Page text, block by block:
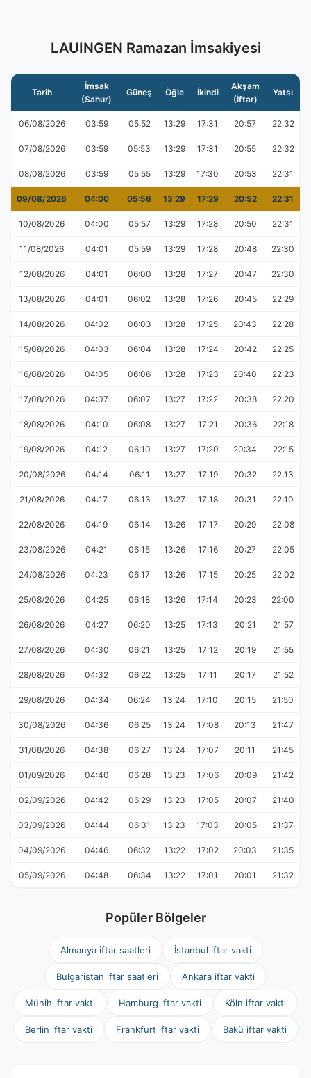
LAUINGEN Ramazan İmsakiyesi
Tarih
İmsak
(Sahur)
Güneş Öğle İkindi
Akşam
(İftar)
Yatsı
06/08/2026 03:59 05:52 13:29 17:31 20:57 22:32
07/08/2026 03:59 05:53 13:29 17:31 20:55 22:32
08/08/2026 03:59 05:55 13:29 17:30 20:53 22:31
09/08/2026 04:00 05:56 13:29 17:29 20:52 22:31
10/08/2026 04:00 05:57 13:29 17:28 20:50 22:31
11/08/2026 04:01 05:59 13:29 17:28 20:48 22:30
12/08/2026 04:01 06:00 13:28 17:27 20:47 22:30
13/08/2026 04:01 06:02 13:28 17:26 20:45 22:29
14/08/2026 04:02 06:03 13:28 17:25 20:43 22:28
15/08/2026 04:03 06:04 13:28 17:24 20:42 22:25
16/08/2026 04:05 06:06 13:28 17:23 20:40 22:23
17/08/2026 04:07 06:07 13:27 17:22 20:38 22:20
18/08/2026 04:10 06:08 13:27 17:21 20:36 22:18
19/08/2026 04:12 06:10 13:27 17:20 20:34 22:15
20/08/2026 04:14 06:11 13:27 17:19 20:32 22:13
21/08/2026 04:17 06:13 13:27 17:18 20:31 22:10
22/08/2026 04:19 06:14 13:26 17:17 20:29 22:08
23/08/2026 04:21 06:15 13:26 17:16 20:27 22:05
24/08/2026 04:23 06:17 13:26 17:15 20:25 22:02
25/08/2026 04:25 06:18 13:26 17:14 20:23 22:00
26/08/2026 04:27 06:20 13:25 17:13 20:21 21:57
27/08/2026 04:30 06:21 13:25 17:12 20:19 21:55
28/08/2026 04:32 06:22 13:25 17:11 20:17 21:52
29/08/2026 04:34 06:24 13:24 17:10 20:15 21:50
30/08/2026 04:36 06:25 13:24 17:08 20:13 21:47
31/08/2026 04:38 06:27 13:24 17:07 20:11 21:45
01/09/2026 04:40 06:28 13:23 17:06 20:09 21:42
02/09/2026 04:42 06:29 13:23 17:05 20:07 21:40
03/09/2026 04:44 06:31 13:23 17:03 20:05 21:37
04/09/2026 04:46 06:32 13:22 17:02 20:03 21:35
05/09/2026 04:48 06:34 13:22 17:01 20:01 21:32
Popüler Bölgeler
Almanya iftar saatleri İstanbul iftar vakti
Bulgaristan iftar saatleri Ankara iftar vakti
Münih iftar vakti Hamburg iftar vakti Köln iftar vakti
Berlin iftar vakti Frankfurt iftar vakti Bakü iftar vakti